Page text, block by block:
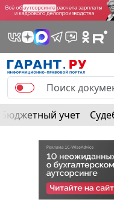
Бюджетный учет